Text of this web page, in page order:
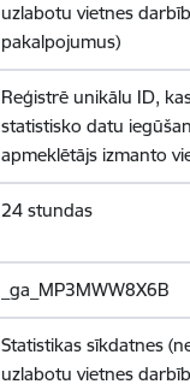
uzlabotu vietnes
pakalpojumus)
Reģistrē unikālu ID,
statistisko datu
apmeklētājs izmanto
24 stundas
_ga_MP3MWW8X6B
Statistikas sīkdatnes
uzlabotu vietnes